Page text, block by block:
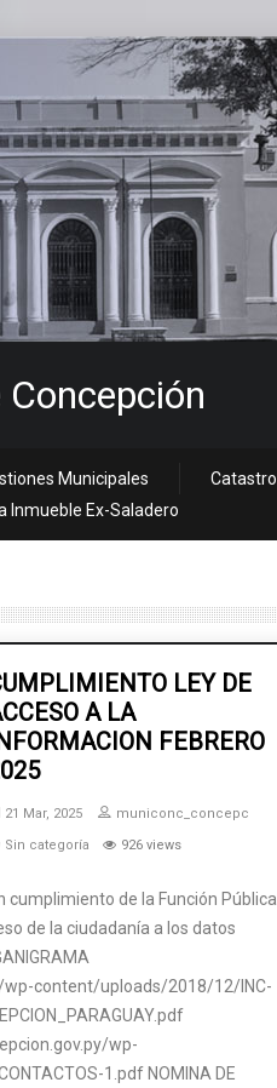
Municipales Catastro
Inmueble Ex-Saladero
LEY DE
A LA
FEBRERO
21 Mar, 2025
municonc_concepc
Sin categoría
926 views
cumplimiento de la Función Pública
de la ciudadanía a los datos
wp-content/uploads/2018/12/INC-
wp-
1.pdf NOMINA DE